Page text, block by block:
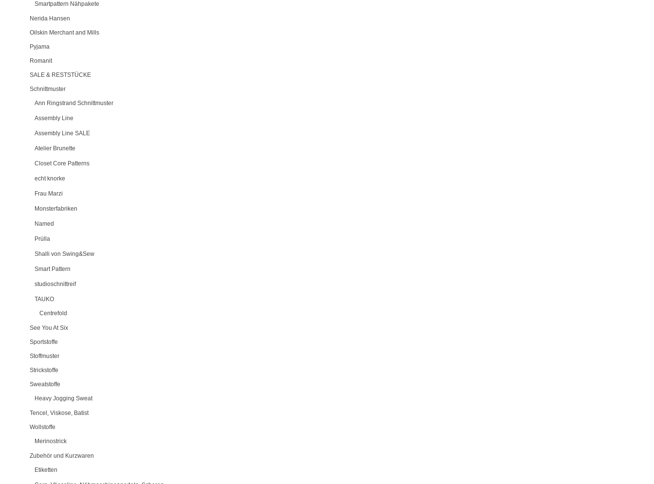
Smartpattern Nähpakete
Nerida Hansen
Oilskin Merchant and Mills
Pyjama
Romanit
SALE & RESTSTÜCKE
Schnittmuster
Ann Ringstrand Schnittmuster
Assembly Line
Assembly Line SALE
Atelier Brunette
Closet Core Patterns
echt knorke
Frau Marzi
Monsterfabriken
Named
Prülla
Shalli von Swing&Sew
Smart Pattern
studioschnittreif
TAUKO
Centrefold
See You At Six
Sportstoffe
Stoffmuster
Strickstoffe
Sweatstoffe
Heavy Jogging Sweat
Tencel, Viskose, Batist
Wollstoffe
Merinostrick
Zubehör und Kurzwaren
Etiketten